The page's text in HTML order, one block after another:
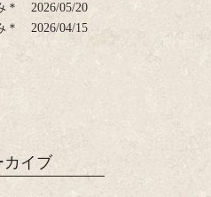
＊
2026/05/20
＊
2026/04/15
カイブ